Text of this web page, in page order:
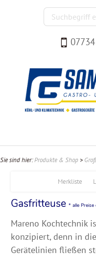
Sie sind hier:Produkte & Shop >
Merkliste
Gasfritteuse * alle Preise
Mareno Kochtechnik
konzipiert, denn in
Gerätelinien fließen